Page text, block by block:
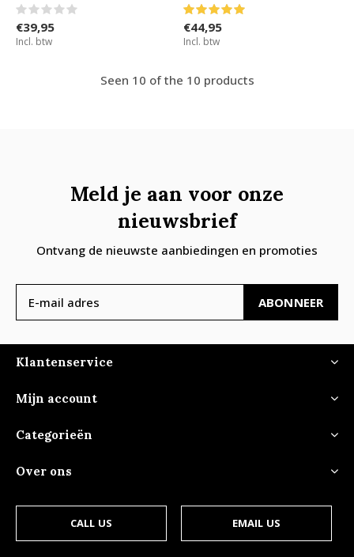
€39,95
Incl. btw
€44,95
Incl. btw
Seen 10 of the 10 products
Meld je aan voor onze
nieuwsbrief
Ontvang de nieuwste aanbiedingen en promoties
ABONNEER
Klantenservice
Mijn account
Categorieën
Over ons
CALL US EMAIL US